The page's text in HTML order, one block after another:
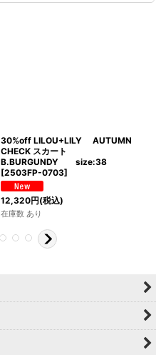
30%off LILOU+LILY AUTUMN
CHECK スカート
B.BURGUNDY size:38
[2503FP-0703]
12,320円(税込)
在庫数 あり